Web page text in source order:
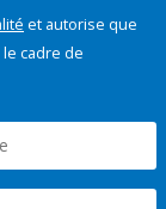
et autorise que
cadre de